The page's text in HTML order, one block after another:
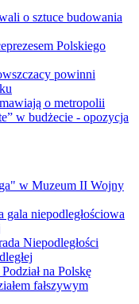
o sztuce budowania
Polskiego
powinni
o metropolii
w budżecie - opozycja
w Muzeum II Wojny
gala niepodległościowa
Niepodległości
na Polskę
fałszywym